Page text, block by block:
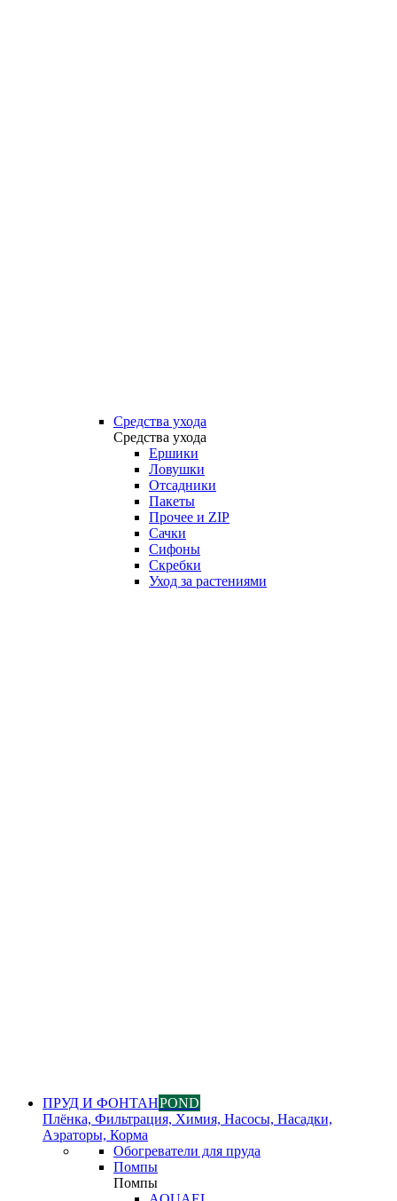
Средства ухода
Средства ухода
Ершики
Ловушки
Отсадники
Пакеты
Прочее и ZIP
Сачки
Сифоны
Скребки
Уход за растениями
ПРУД И ФОНТАНPOND
Плёнка, Фильтрация, Химия, Насосы, Насадки,
Аэраторы, Корма
Обогреватели для пруда
Помпы
Помпы